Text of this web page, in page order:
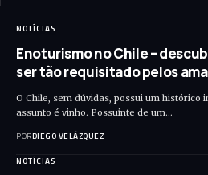
NOTÍCIAS
Enoturismo no Chile –
ser tão requisitado pelos
O Chile, sem dúvidas, possui um histórico
assunto é vinho. Possuinte de um…
PORDIEGO VELÁZQUEZ
NOTÍCIAS